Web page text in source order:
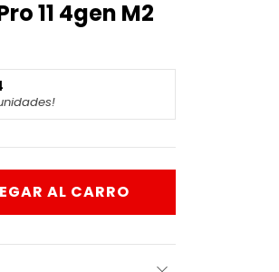
11 4gen M2
AL CARRO